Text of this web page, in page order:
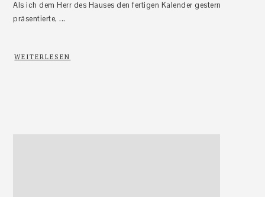
Als ich dem Herr des Hauses den fertigen Kalender gestern
präsentierte, ...
WEITERLESEN